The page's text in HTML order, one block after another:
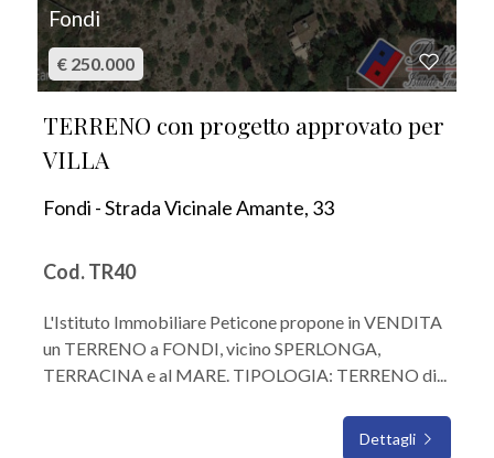
Fondi
€ 250.000
TERRENO con progetto approvato per
VILLA
Fondi - Strada Vicinale Amante, 33
Cod. TR40
L'Istituto Immobiliare Peticone propone in VENDITA
un TERRENO a FONDI, vicino SPERLONGA,
TERRACINA e al MARE. TIPOLOGIA: TERRENO di...
Dettagli